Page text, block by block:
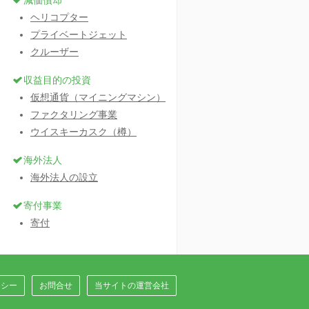
ヘリコプター
プライベートジェット
クルーザー
収益目的の投資
仮想通貨（マイニングマシン）
ファクタリング事業
ウイスキーカスク（樽）
海外法人
海外法人の設立
寄付事業
寄付
ー お問合せ 当サイトの運営会社